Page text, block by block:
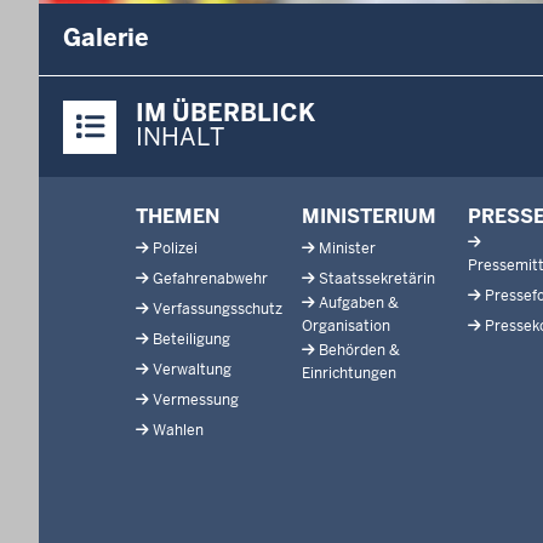
Galerie
Inhalte
IM ÜBERBLICK
INHALT
THEMEN
Polizei
Gefahrenabwehr
Verfassungsschutz
Beteiligung
Verwaltung
Vermessung
Wahlen
MINISTERIUM
Minister
Staatssekretärin
Aufgaben &
Organisation
Behörden &
Einrichtungen